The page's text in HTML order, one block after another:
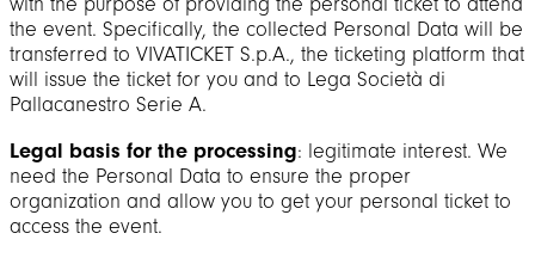
the event. Specifically, the collected Personal Data will be
transferred to VIVATICKET S.p.A., the ticketing platform that
will issue the ticket for you and to Lega Società di
Pallacanestro Serie A.
Legal basis for the processing: legitimate interest. We
need the Personal Data to ensure the proper
organization and allow you to get your personal ticket to
access the event.